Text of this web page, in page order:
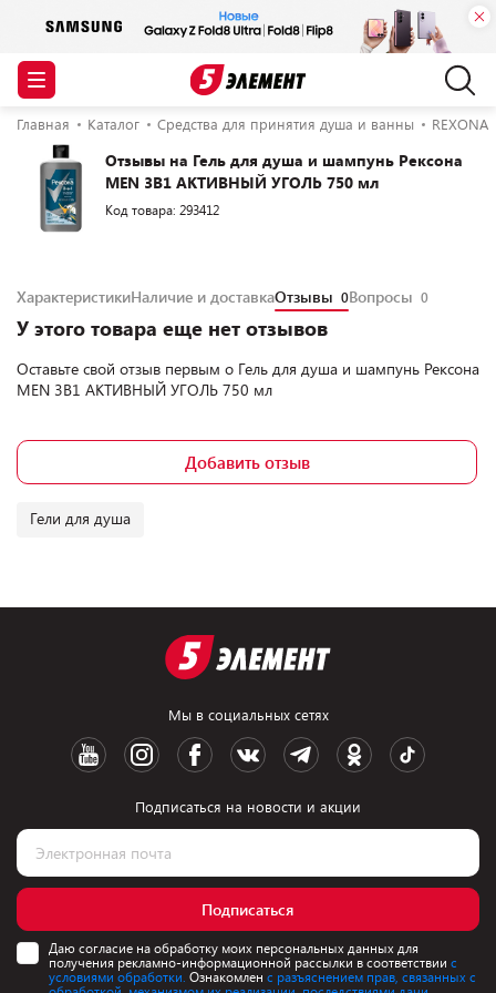
Главная Каталог Средства для принятия душа и ванны REXONA
Отзывы на Гель для душа и шампунь Рексона
MEN 3В1 АКТИВНЫЙ УГОЛЬ 750 мл
Код товара: 293412
ХарактеристикиНаличие и доставкаОтзывы 0Вопросы 0
У этого товара еще нет отзывов
Оставьте свой отзыв первым о Гель для душа и шампунь Рексона
MEN 3В1 АКТИВНЫЙ УГОЛЬ 750 мл
Добавить отзыв
Гели для душа
Мы в социальных сетях
Подписаться на новости и акции
Подписаться
Даю согласие на обработку моих персональных данных для
получения рекламно-информационной рассылки в соответствии с
условиями обработки. Ознакомлен с разъяснением прав, связанных с